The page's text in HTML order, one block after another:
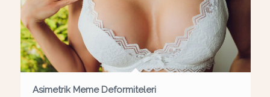
Asimetrik Meme Deformiteleri